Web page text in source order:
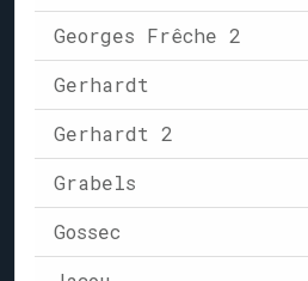
Georges Frêche 2
Gerhardt
Gerhardt 2
Grabels
Gossec